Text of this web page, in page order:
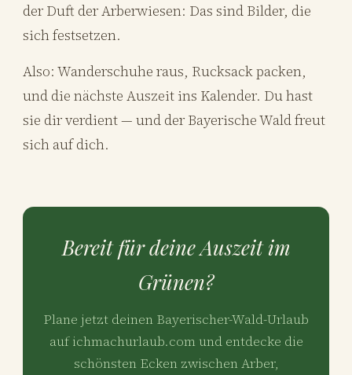
der Duft der Arberwiesen: Das sind Bilder, die
sich festsetzen.
Also: Wanderschuhe raus, Rucksack packen,
und die nächste Auszeit ins Kalender. Du hast
sie dir verdient — und der Bayerische Wald freut
sich auf dich.
Bereit für deine Auszeit im
Grünen?
Plane jetzt deinen Bayerischer-Wald-Urlaub
auf ichmachurlaub.com und entdecke die
schönsten Ecken zwischen Arber,